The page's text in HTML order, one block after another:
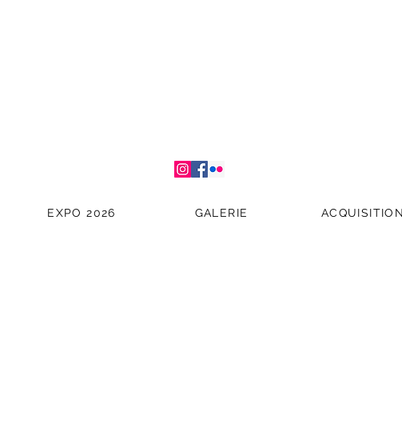
EXPO 2026 GALERIE ACQUISITION